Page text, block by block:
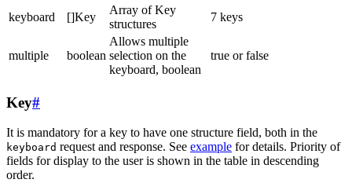
keyboard []Key
Array of Key
structures
7 keys
multiple boolean
Allows multiple
selection on the
keyboard, boolean
true or false
Key#
It is mandatory for a key to have one structure field, both in the
keyboard request and response. See example for details. Priority of
fields for display to the user is shown in the table in descending
order.